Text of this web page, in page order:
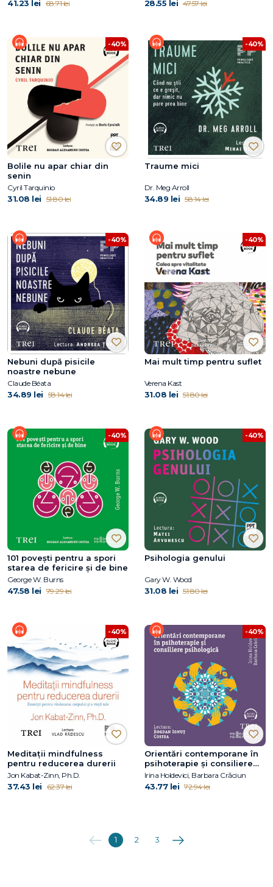
41.23 lei 68.71 lei 28.55 lei 47.57 lei
-40%
Bolile nu apar chiar din
senin
Cyril Tarquinio
31.08 lei 51.80 lei
-40%
Traume mici
Dr. Meg Arroll
34.89 lei 58.14 lei
-40%
Nebuni după pisicile
noastre nebune
Claude Béata
34.89 lei 58.14 lei
-40%
Mai mult timp pentru suflet
Verena Kast
31.08 lei 51.80 lei
-40%
101 povești pentru a spori
starea de fericire și de bine
George W. Burns
47.58 lei 79.29 lei
-40%
Psihologia genului
Gary W. Wood
31.08 lei 51.80 lei
-40%
Meditații mindfulness
pentru reducerea durerii
Jon Kabat-Zinn, Ph.D.
37.43 lei 62.37 lei
-40%
Orientări contemporane în
psihoterapie și consiliere
psihologică
Irina Holdevici, Barbara Crăciun
43.77 lei 72.94 lei
Anterioara
1 2 3 Următoarea